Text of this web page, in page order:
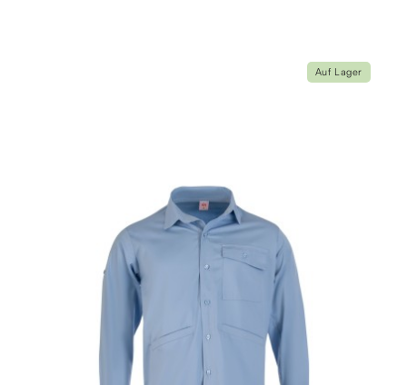
Auf Lager